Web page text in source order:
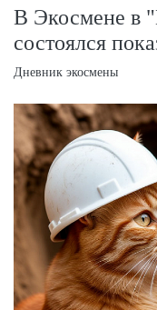
В Экосмене в
состоялся
Дневник экосмены